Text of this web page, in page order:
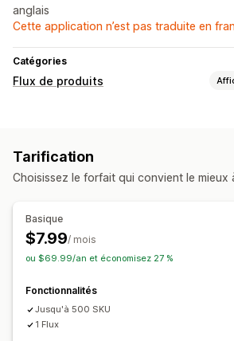
anglais
Cette application n’est pas traduite en
Catégories
Flux de produits
Formules personnalisées
Balises de remarketing Flux localisés
Gestion des flux
Synchronisation des produits
Assistance relative aux stocks
Optimisation du flux
Tarification
Choisissez le forfait qui convient le mieux
Basique
$7.99/ mois
ou $69.99/an et économisez 27 %
Fonctionnalités
Jusqu'à 500 SKU
1 Flux